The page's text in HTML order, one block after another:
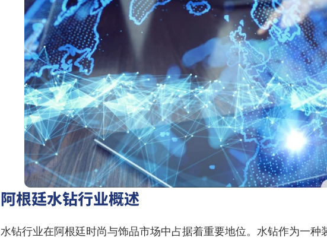
阿根廷水钻行业概述
水钻行业在阿根廷时尚与饰品市场中占据着重要地位。水钻作为一种